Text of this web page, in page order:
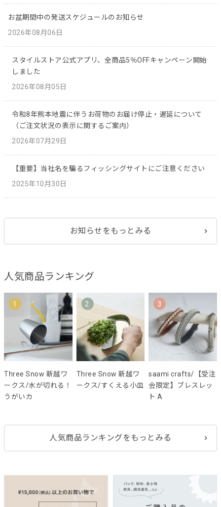
お盆期間中の発送スケジュールのお知らせ
2026年08月06日
スタイルストア公式アプリ、全商品5％OFFキャンペーン開始
しました
2026年08月05日
令和8年熊本地震に伴うお荷物のお届け停止・遅延について
（ご注文状況の表示に関するご案内）
2026年07月29日
【重要】当社名を騙るフィッシングサイトにご注意ください
2025年10月30日
お知らせをもっとみる
人気商品ランキング
1
Three Snow 新越ワ
ークス/水が切れる！
うがいカ
2
Three Snow 新越ワ
ークス/すくえる小皿
3
saami crafts/【受注
会限定】ブレスレッ
ト A
人気商品ランキングをもっとみる